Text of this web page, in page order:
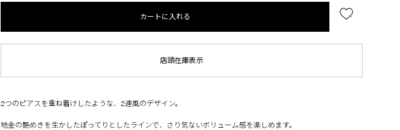
カートに入れる
店頭在庫表示
2つのピアスを重ね着けしたような、2連風のデザイン。
地金の艶めきを生かしたぽってりとしたラインで、さり気ないボリューム感を楽しめます。